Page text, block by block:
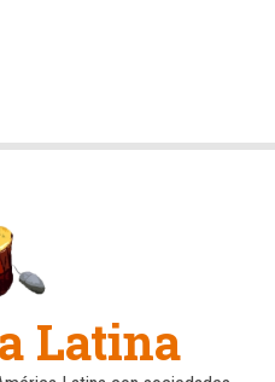
Latina